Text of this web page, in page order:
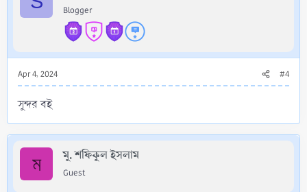
Blogger
Apr 4, 2024 #4
সুন্দর বই
ম মু. শফিকুল ইসলাম
Guest